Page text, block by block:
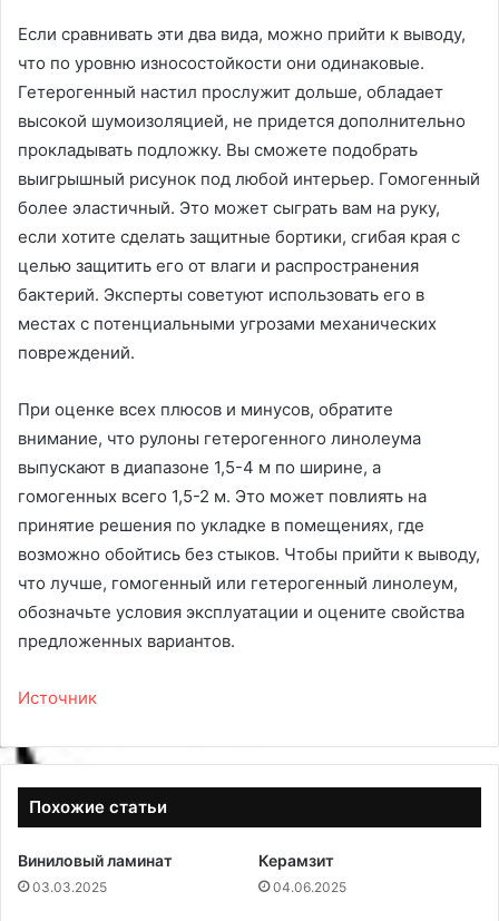
Если сравнивать эти два вида, можно прийти к выводу,
что по уровню износостойкости они одинаковые.
Гетерогенный настил прослужит дольше, обладает
высокой шумоизоляцией, не придется дополнительно
прокладывать подложку. Вы сможете подобрать
выигрышный рисунок под любой интерьер. Гомогенный
более эластичный. Это может сыграть вам на руку,
если хотите сделать защитные бортики, сгибая края с
целью защитить его от влаги и распространения
бактерий. Эксперты советуют использовать его в
местах с потенциальными угрозами механических
повреждений.
При оценке всех плюсов и минусов, обратите
внимание, что рулоны гетерогенного линолеума
выпускают в диапазоне 1,5-4 м по ширине, а
гомогенных всего 1,5-2 м. Это может повлиять на
принятие решения по укладке в помещениях, где
возможно обойтись без стыков. Чтобы прийти к выводу,
что лучше, гомогенный или гетерогенный линолеум,
обозначьте условия эксплуатации и оцените свойства
предложенных вариантов.
Источник
Похожие статьи
Виниловый ламинат
03.03.2025
Керамзит
04.06.2025